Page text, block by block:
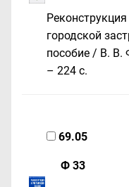
городской
пособие / В.
– 224 с.
69.05
Ф 33